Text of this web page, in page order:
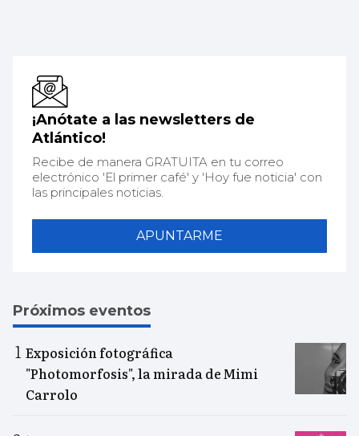
¡Anótate a las newsletters de
Atlántico!
Recibe de manera GRATUITA en tu correo
electrónico 'El primer café' y 'Hoy fue noticia' con
las principales noticias.
APUNTARME
Próximos eventos
Exposición fotográfica
"Photomorfosis", la mirada de Mimi
Carrolo